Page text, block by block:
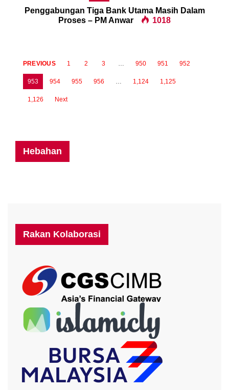
Penggabungan Tiga Bank Utama Masih Dalam
Proses – PM Anwar
1018
PREVIOUS 1 2 3 … 950 951 952
953 954 955 956 … 1,124 1,125
1,126 Next
Hebahan
Rakan Kolaborasi